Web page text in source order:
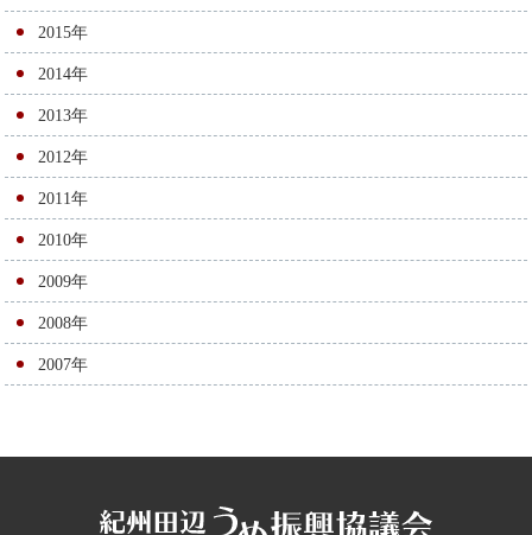
2015年
2014年
2013年
2012年
2011年
2010年
2009年
2008年
2007年